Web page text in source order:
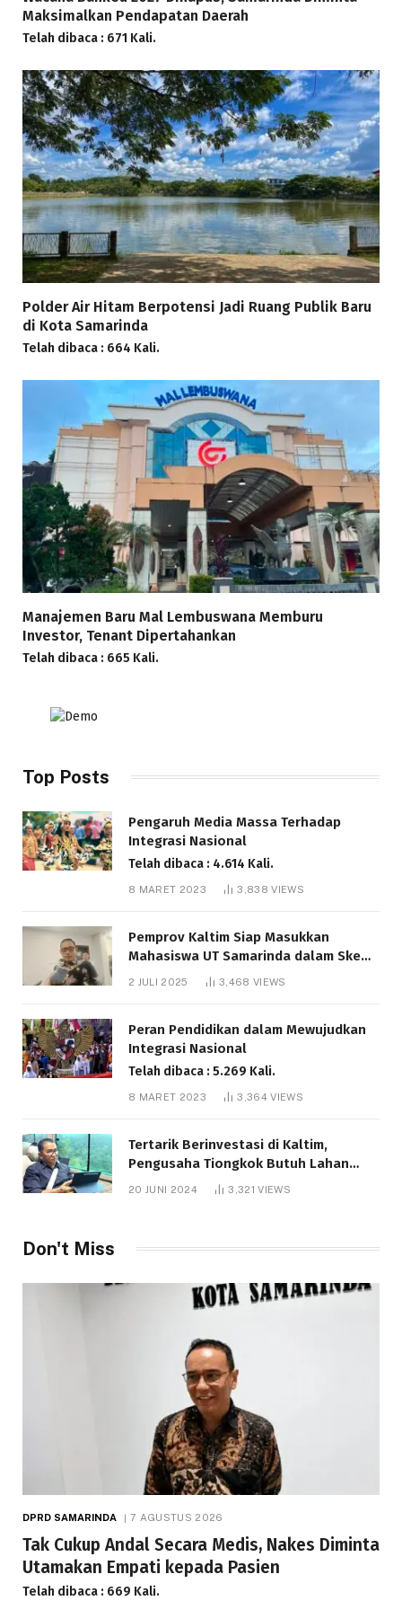
Maksimalkan Pendapatan Daerah
Telah dibaca : 671 Kali.
Polder Air Hitam Berpotensi Jadi Ruang Publik Baru
di Kota Samarinda
Telah dibaca : 664 Kali.
Manajemen Baru Mal Lembuswana Memburu
Investor, Tenant Dipertahankan
Telah dibaca : 665 Kali.
Top Posts
Pengaruh Media Massa Terhadap
Integrasi Nasional
Telah dibaca : 4.614 Kali.
8 MARET 2023 3,838VIEWS
Pemprov Kaltim Siap Masukkan
Mahasiswa UT Samarinda dalam Skema
Bantuan Pendidikan Gratispol
2 JULI 2025 3,468 VIEWS
Peran Pendidikan dalam Mewujudkan
Integrasi Nasional
Telah dibaca : 5.269 Kali.
8 MARET 2023 3,364VIEWS
Tertarik Berinvestasi di Kaltim,
Pengusaha Tiongkok Butuh Lahan
20 JUNI 2024 3,321VIEWS
Don't Miss
DPRD SAMARINDA 7 AGUSTUS 2026
Tak Cukup Andal Secara Medis, Nakes Diminta
Utamakan Empati kepada Pasien
Telah dibaca : 669 Kali.